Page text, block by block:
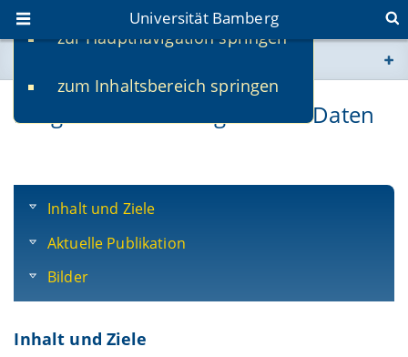
zur Hauptnavigation springen
zum Inhaltsbereich springen
Universität Bamberg
www.uni-bamberg.de
fis.uni-bamberg.de
Langzeitarchivierung von 3D-Daten
Inhalt und Ziele
Aktuelle Publikation
Bilder
Inhalt und Ziele